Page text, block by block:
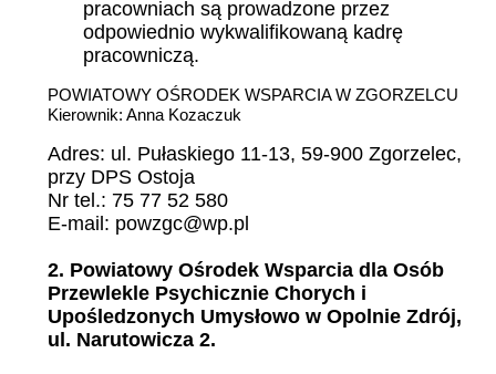
pracowniach są prowadzone przez
odpowiednio wykwalifikowaną kadrę
pracowniczą.
POWIATOWY OŚRODEK WSPARCIA W ZGORZELCU
Kierownik: Anna Kozaczuk
Adres: ul. Pułaskiego 11-13, 59-900 Zgorzelec,
przy DPS Ostoja
Nr tel.: 75 77 52 580
E-mail: powzgc@wp.pl
2. Powiatowy Ośrodek Wsparcia dla Osób
Przewlekle Psychicznie Chorych i
Upośledzonych Umysłowo w Opolnie Zdrój,
ul. Narutowicza 2.